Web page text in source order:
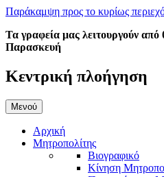
Παράκαμψη προς το κυρίως
Τα γραφεία μας λειτουργούν
Παρασκευή
Κεντρική πλοήγηση
Μενού
Αρχική
Μητροπολίτης
Βιογραφικό
Κίνηση